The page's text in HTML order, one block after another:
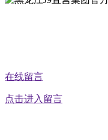
在线留言
点击进入留言